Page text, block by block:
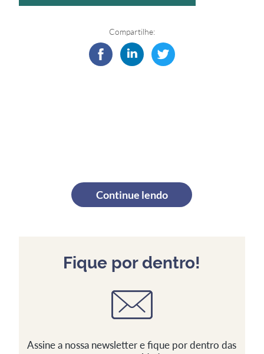
Compartilhe:
Continue lendo
Fique por dentro!
Assine a nossa newsletter e fique por dentro das